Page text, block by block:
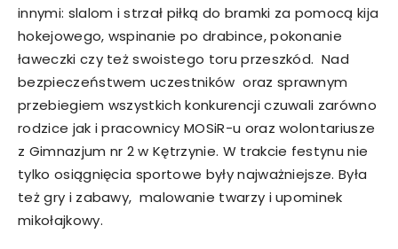
innymi: slalom i strzał piłką do bramki za pomocą kija
hokejowego, wspinanie po drabince, pokonanie
ławeczki czy też swoistego toru przeszkód. Nad
bezpieczeństwem uczestników oraz sprawnym
przebiegiem wszystkich konkurencji czuwali zarówno
rodzice jak i pracownicy MOSiR-u oraz wolontariusze
z Gimnazjum nr 2 w Kętrzynie. W trakcie festynu nie
tylko osiągnięcia sportowe były najważniejsze. Była
też gry i zabawy, malowanie twarzy i upominek
mikołajkowy.